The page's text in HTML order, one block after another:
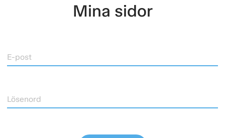
Mina sidor
E-post
Lösenord